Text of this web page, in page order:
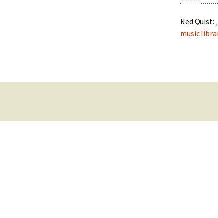
Ned Quist:
music